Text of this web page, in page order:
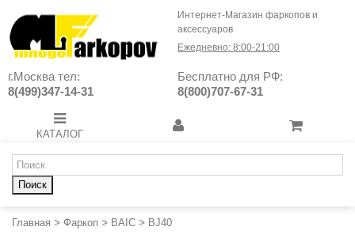
Интернет-Магазин фаркопов и
аксессуаров
Ежедневно: 8:00-21:00
г.Москва тел:
8(499)347-14-31
Бесплатно для РФ:
8(800)707-67-31
КАТАЛОГ
Поиск
Главная > Фаркоп > BAIC > BJ40